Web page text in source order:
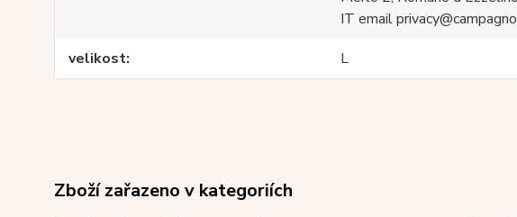
IT email
velikost
L
Zboží zařazeno v kategoriích